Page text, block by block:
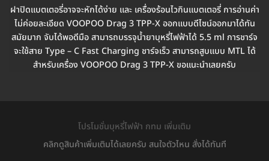
ฝาปิดแบตเตอรี่อาจจะหักได้ง่าย และ เครื่องร้อนไวกินแบตเตอรี่ การอ่านค่า
ไม่ค่อยละเอียด VOOPOO Drag 3 TPP-X ออกแบบดีไซน์ออกมาได้ทัน
สมัยมาก จับได้พอดีมือ สามารถบรรจุน้ำยาบุหรี่ไฟฟ้าได้ 5.5 ml การชาร์จ
จะใช้สาย Type – C Fast Charging ชาร์จเร็ว สามารถสูบแบบ MTL ได้
สำหรับเครื่อง VOOPOO Drag 3 TPP-X ขอแนะนำเลยครับ
โปรโมชั่นบุหรี่ไฟฟ้า กทม เพิ่มเติม
คลิกดูสินค้าเพิ่มเติมได้เลยครับ สนใจตัวไหน สั่งได้ทันที